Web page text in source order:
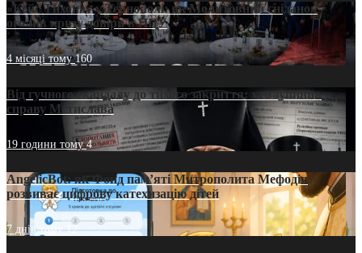
«Кейс Тихона» у Тернополі: як Молитовний сніданок
оголив кризу довіри в ПЦУ
4 місяці тому160
Від гучного скандалу до тихого закриття: хто зупинив
справу Мстислава
19 години тому4
AngelicBot: як Фонд пам’яті Митрополита Мефодія
розвиває цифрову катехизацію дітей
7 днів тому12